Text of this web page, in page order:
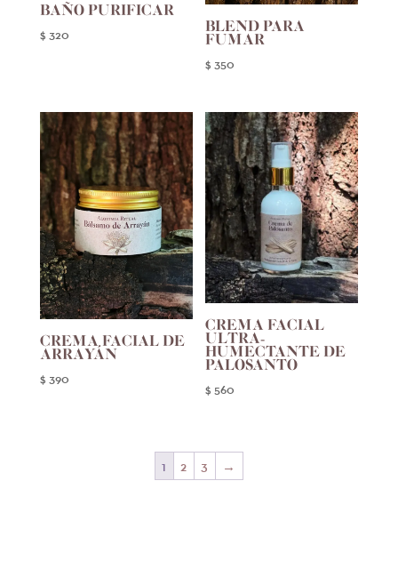
BAÑO PURIFICAR
$ 320
BLEND PARA
FUMAR
$ 350
CREMA FACIAL DE
ARRAYÁN
$ 390
CREMA FACIAL
ULTRA-
HUMECTANTE DE
PALOSANTO
$ 560
1 2 3 →